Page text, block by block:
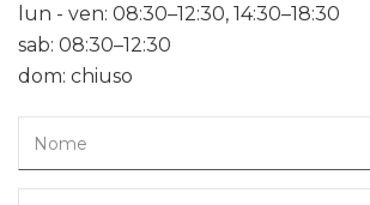
lun - ven: 08:30–12:30, 14:30–18:30
sab: 08:30–12:30
dom: chiuso